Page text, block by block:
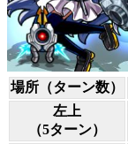
場所（ターン数）
左上
（5ターン）